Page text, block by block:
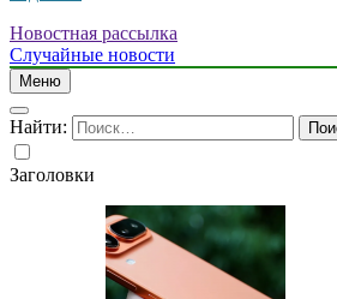
Новостная рассылка
Случайные новости
Меню
Найти:
Заголовки